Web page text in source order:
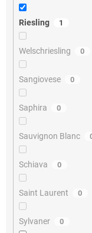
Riesling 1
Welschriesling 0
Sangiovese 0
Saphira 0
Sauvignon Blanc
Schiava 0
Saint Laurent 0
Sylvaner 0